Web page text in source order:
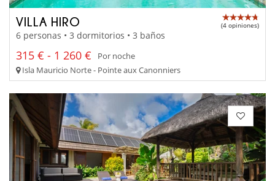
VILLA HIRO (4 opiniones)
6 personas • 3 dormitorios • 3 baños
315 € - 1 260 €
Por noche
Isla Mauricio Norte - Pointe aux Canonniers